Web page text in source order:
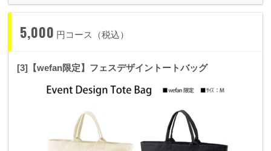
5,000 円コース（税込）
[3]【wefan限定】フェスデザイントートバッグ